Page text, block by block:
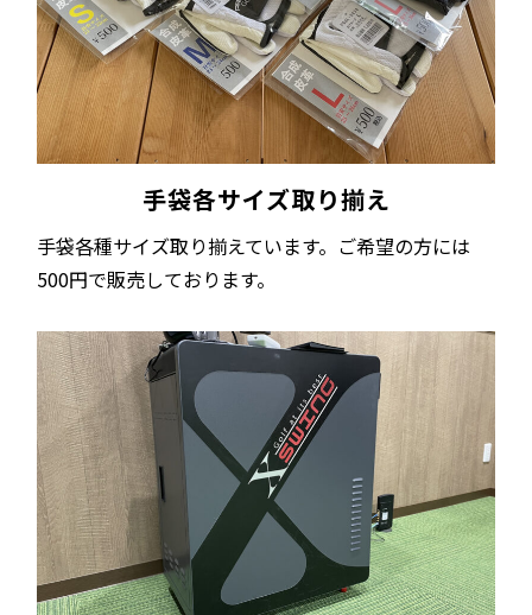
手袋各サイズ取り揃え
手袋各種サイズ取り揃えています。 ご希望の方には
500円で販売しております。